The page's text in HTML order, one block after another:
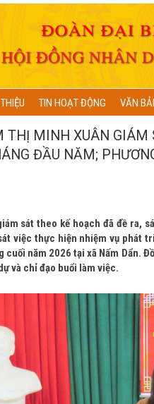
TIN HOẠT ĐỘNG VĂN
THỊ MINH XUÂN GIÁM
ĐẦU NĂM;
sát theo kế hoạch đã đề ra,
việc thực hiện nhiệm vụ phát
cuối năm 2026 tại xã Nấm Dẩn.
và chỉ đạo buổi làm việc.